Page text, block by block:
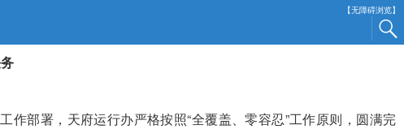
【无障碍浏览】
部署，天府运行办严格按照“全覆盖、零容忍”工作原则，圆满完